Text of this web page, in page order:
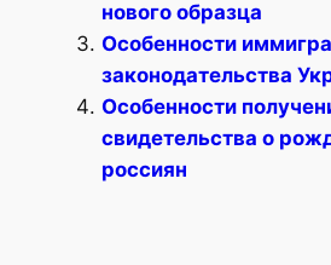
нового образца
Особенности
законодательства
Особенности
свидетельства о
россиян